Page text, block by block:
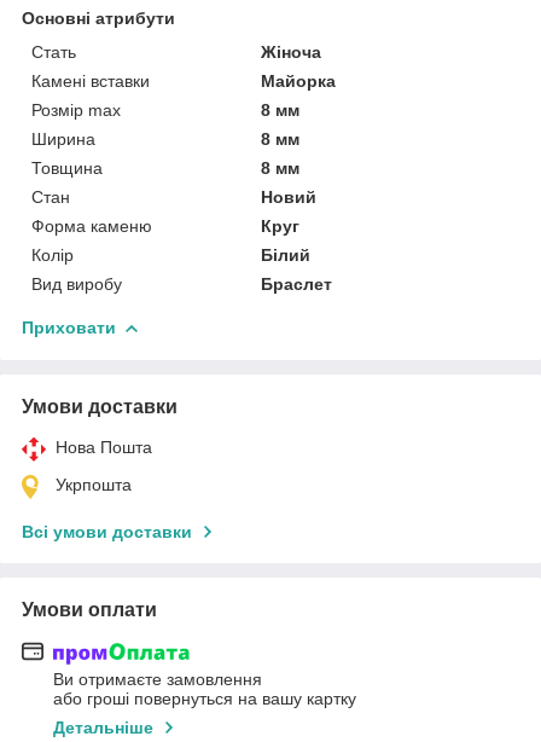
Основні атрибути
Стать
Жіноча
Камені вставки
Майорка
Розмір max
8 мм
Ширина
8 мм
Товщина
8 мм
Стан
Новий
Форма каменю
Круг
Колір
Білий
Вид виробу
Браслет
Приховати
Умови доставки
Нова Пошта
Укрпошта
Всі умови доставки
Умови оплати
Ви отримаєте замовлення
або гроші повернуться на вашу картку
Детальніше